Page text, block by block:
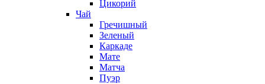
Цикорий
Чай
Гречишный
Зеленый
Каркаде
Мате
Матча
Пуэр